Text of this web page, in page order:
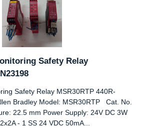
Safety Relay
Safety Relay MSR30RTP 440R-
Bradley Model: MSR30RTP Cat. No.
22.5 mm Power Supply: 24V DC 3W
- 1 SS 24 VDC 50mA...